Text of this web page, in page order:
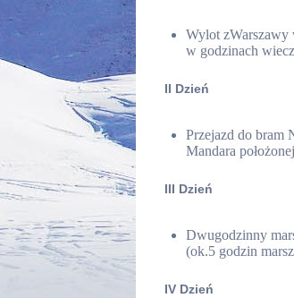
Wylot zWarszawy
w godzinach
II Dzień
Przejazd do bram
Mandara
III Dzień
Dwugodzinny
(ok.5 godzin
IV Dzień